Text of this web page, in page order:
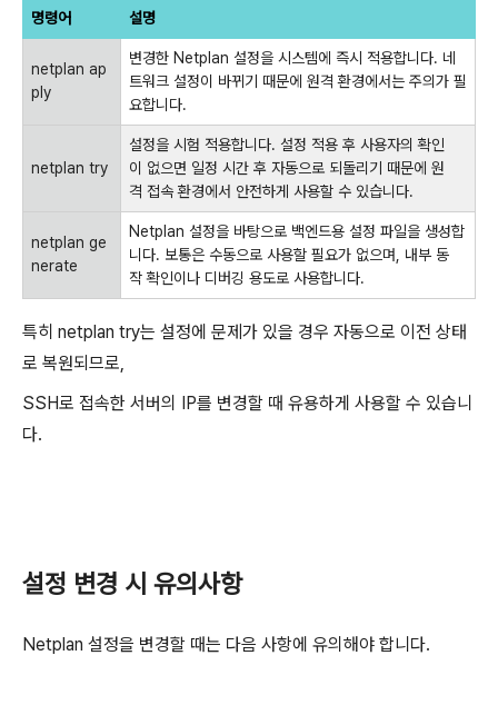
명령어 설명
netplan ap
ply
변경한 Netplan 설정을 시스템에 즉시 적용합니다. 네
트워크 설정이 바뀌기 때문에 원격 환경에서는 주의가 필
요합니다.
netplan try
설정을 시험 적용합니다. 설정 적용 후 사용자의 확인
이 없으면 일정 시간 후 자동으로 되돌리기 때문에 원
격 접속 환경에서 안전하게 사용할 수 있습니다.
netplan ge
nerate
Netplan 설정을 바탕으로 백엔드용 설정 파일을 생성합
니다. 보통은 수동으로 사용할 필요가 없으며, 내부 동
작 확인이나 디버깅 용도로 사용합니다.
특히 netplan try는 설정에 문제가 있을 경우 자동으로 이전 상태
로 복원되므로,
SSH로 접속한 서버의 IP를 변경할 때 유용하게 사용할 수 있습니
다.
설정 변경 시 유의사항
Netplan 설정을 변경할 때는 다음 사항에 유의해야 합니다.